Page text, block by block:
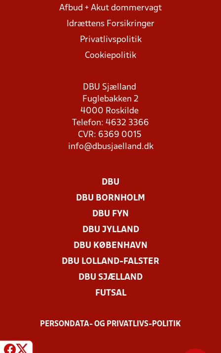
Afbud + Akut dommervagt
Idrættens Forsikringer
Privatlivspolitik
Cookiepolitik
DBU Sjælland
Fuglebakken 2
4000 Roskilde
Telefon: 4632 3366
CVR: 6369 0015
info@dbusjaelland.dk
DBU
DBU BORNHOLM
DBU FYN
DBU JYLLAND
DBU KØBENHAVN
DBU LOLLAND-FALSTER
DBU SJÆLLAND
FUTSAL
PERSONDATA- OG PRIVATLIVS-POLITIK